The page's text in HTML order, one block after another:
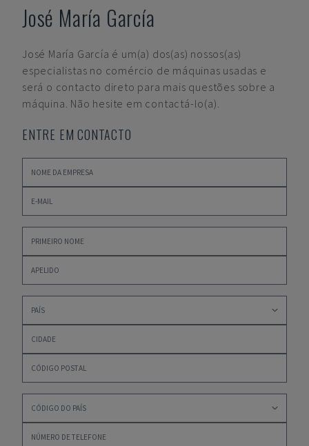
José María García
José María García é um(a) dos(as) nossos(as)
especialistas no comércio de máquinas usadas e
será o contacto direto para mais questões sobre a
máquina. Não hesite em contactá-lo(a).
ENTRE EM CONTACTO